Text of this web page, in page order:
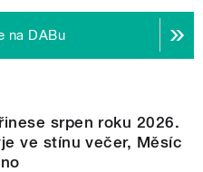
na DABu
srpen roku 2026.
ve stínu večer, Měsíc